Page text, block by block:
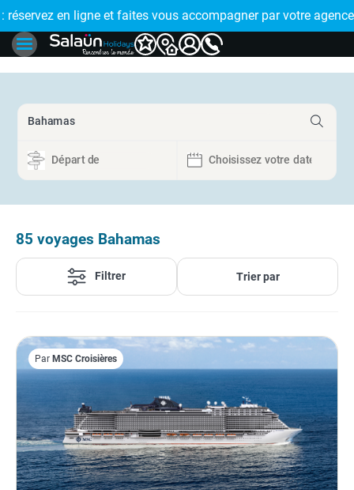
!
: réservez en ligne et faites vous accompagner par votre
🤩
85 voyages Bahamas
Filtrer Trier par
Par MSC Croisières